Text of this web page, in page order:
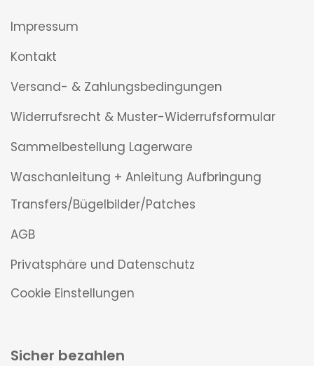
Impressum
Kontakt
Versand- & Zahlungsbedingungen
Widerrufsrecht & Muster-Widerrufsformular
Sammelbestellung Lagerware
Waschanleitung + Anleitung Aufbringung
Transfers/Bügelbilder/Patches
AGB
Privatsphäre und Datenschutz
Cookie Einstellungen
Sicher bezahlen